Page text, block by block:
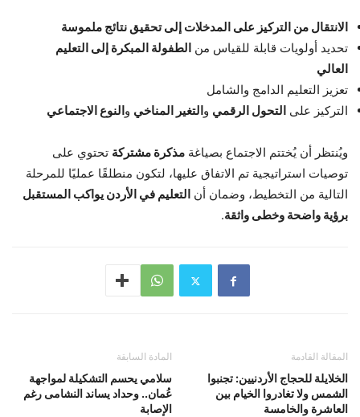
الانتقال من التركيز على المدخلات إلى تحقيق نتائج ملموسة
تحديد أولويات قابلة للقياس من الطفولة المبكرة إلى التعليم
العالي
تعزيز التعليم الدامج والشامل
التركيز على التحول الرقمي والتغير المناخي والنوع الاجتماعي
ويُنتظر أن يُختتم الاجتماع بصياغة مذكرة مشتركة تحتوي على
توصيات استراتيجية تم الاتفاق عليها، لتكون منطلقًا عمليًا للمرحلة
التالية من التخطيط، وضمان أن التعليم في الأردن يواكب المستقبل
برؤية واضحة وخطى واثقة.
المادة السابقة
سلامي يحسم التشكيلة لمواجهة
عُمان.. وحداد يساند النشامى رغم
الإصابة
المقالة القادمة
الخلايلة للحجاج الأردنيين: تجنبوا
الشمس ولا تغادروا الخيام بين
العاشرة والخامسة